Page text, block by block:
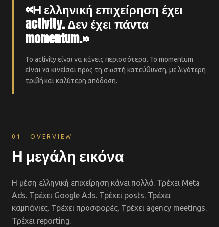
«Η ελληνική επιχείρηση έχει
activity. Δεν έχει πάντα
momentum.»
Το activity είναι να κάνεις περισσότερα. Το momentum
είναι να κινείσαι προς τη σωστή κατεύθυνση, με λιγότερη
τριβή και καλύτερη απόδοση.
01 · OVERVIEW
Η μεγάλη εικόνα
Η μέση ελληνική επιχείρηση κάνει πολλά. Τρέχει Meta
Ads. Τρέχει Google Ads. Τρέχει posts. Τρέχει
καμπάνιες. Τρέχει προσφορές. Τρέχει agency meetings.
Τρέχει reporting.